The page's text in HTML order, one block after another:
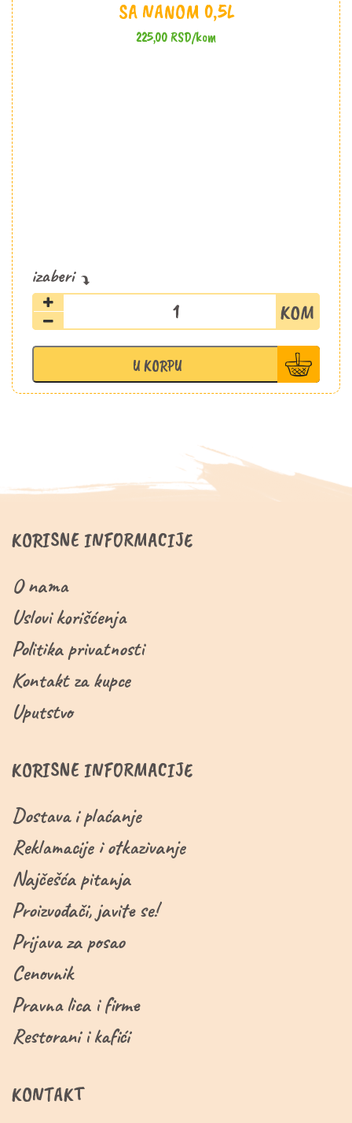
SA NANOM 0,5L
225,00RSD/kom
Limunov
sok
nanom
0,5l
količina
U KORPU
KORISNE INFORMACIJE
O nama
Uslovi korišćenja
Politika privatnosti
Kontakt za kupce
Uputstvo
KORISNE INFORMACIJE
Dostava i plaćanje
Reklamacije i otkazivanje
Najčešća pitanja
Proizvođači, javite se!
Prijava za posao
Cenovnik
Pravna lica i firme
Restorani i kafići
KONTAKT